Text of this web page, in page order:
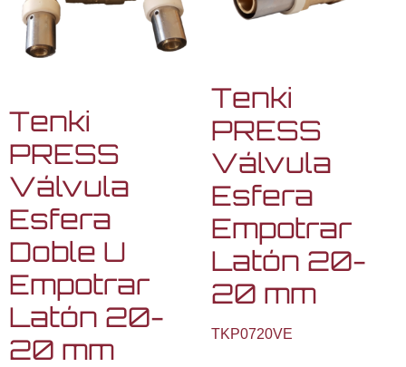
Tenki
PRESS
Válvula
Esfera
Doble U
Empotrar
Latón 20-
20 mm
Tenki
PRESS
Válvula
Esfera
Empotrar
Latón 20-
20 mm
TKP0720VE